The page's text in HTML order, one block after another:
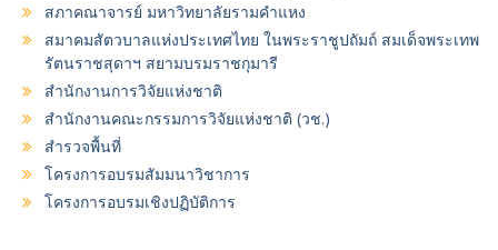
สภาคณาจารย์ มหาวิทยาลัยรามคำแหง
สมาคมสัตวบาลแห่งประเทศไทย ในพระราชูปถัมถ์ สมเด็จพระเทพ
รัตนราชสุดาฯ สยามบรมราชกุมารี
สำนักงานการวิจัยแห่งชาติ
สำนักงานคณะกรรมการวิจัยแห่งชาติ (วช.)
สำรวจพื้นที่
โครงการอบรมสัมมนาวิชาการ
โครงการอบรมเชิงปฏิบัติการ